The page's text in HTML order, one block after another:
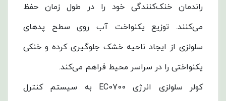
با
طراحی
پیشرفته
و
سیستم
راندمان خنک‌کنندگی خود را در طول زمان حفظ
می‌کنند. توزیع یکنواخت آب روی سطح پدهای
سلولزی از ایجاد ناحیه خشک جلوگیری کرده و خنکی
یکنواختی را در سراسر محیط فراهم می‌کند.
کولر سلولزی انرژی EC0700 به سیستم کنترل